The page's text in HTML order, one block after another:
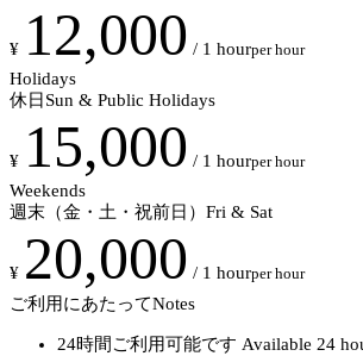
¥ 12,000 / 1 hourper hour
Holidays
休日 Sun & Public Holidays
¥ 15,000 / 1 hourper hour
Weekends
週末（金・土・祝前日） Fri & Sat
¥ 20,000 / 1 hourper hour
ご利用にあたってNotes
24時間ご利用可能です Available 24